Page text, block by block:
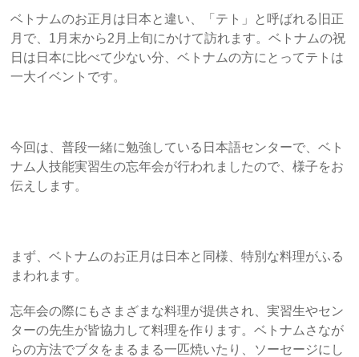
ベトナムのお正月は日本と違い、「 テト」と呼ばれる旧正
月で、1月末から2月上旬にかけて訪れます。ベトナムの祝
日は日本に比べて少ない分、ベトナムの方にとってテトは
一大イベントです。
今回は、普段一緒に勉強している日本語センターで、ベト
ナム人技能実習生の忘年会が行われましたので、様子をお
伝えします。
まず、ベトナムのお正月は日本と同様、特別な料理がふる
まわれます。
忘年会の際にもさまざまな料理が提供され、実習生やセン
ターの先生が皆協力して料理を作ります。ベトナムさなが
らの方法でブタをまるまる一匹焼いたり、ソーセージにし